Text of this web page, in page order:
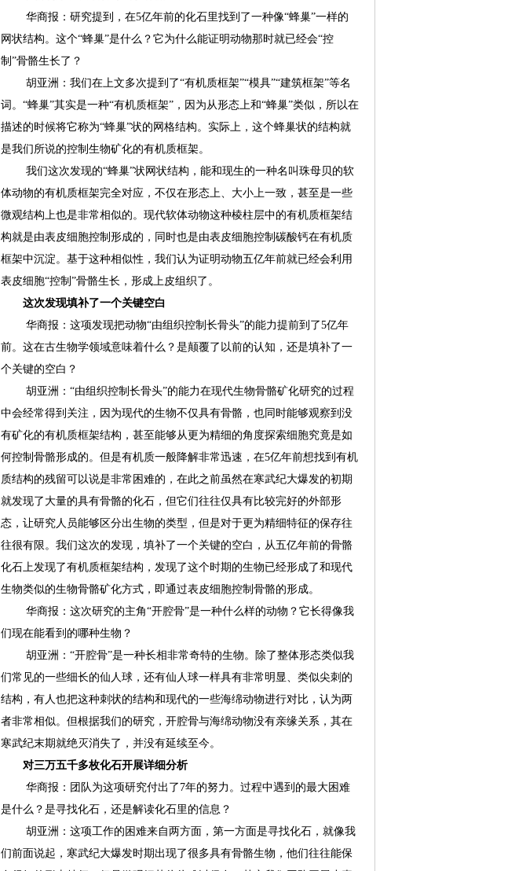
华商报：研究提到，在5亿年前的化石里找到了一种像“蜂巢”一样的
网状结构。这个“蜂巢”是什么？它为什么能证明动物那时就已经会“控
制”骨骼生长了？
胡亚洲：我们在上文多次提到了“有机质框架”“模具”“建筑框架”等名
词。“蜂巢”其实是一种“有机质框架”，因为从形态上和“蜂巢”类似，所以在
描述的时候将它称为“蜂巢”状的网格结构。实际上，这个蜂巢状的结构就
是我们所说的控制生物矿化的有机质框架。
我们这次发现的“蜂巢”状网状结构，能和现生的一种名叫珠母贝的软
体动物的有机质框架完全对应，不仅在形态上、大小上一致，甚至是一些
微观结构上也是非常相似的。现代软体动物这种棱柱层中的有机质框架结
构就是由表皮细胞控制形成的，同时也是由表皮细胞控制碳酸钙在有机质
框架中沉淀。基于这种相似性，我们认为证明动物五亿年前就已经会利用
表皮细胞“控制”骨骼生长，形成上皮组织了。
这次发现填补了一个关键空白
华商报：这项发现把动物“由组织控制长骨头”的能力提前到了5亿年
前。这在古生物学领域意味着什么？是颠覆了以前的认知，还是填补了一
个关键的空白？
胡亚洲：“由组织控制长骨头”的能力在现代生物骨骼矿化研究的过程
中会经常得到关注，因为现代的生物不仅具有骨骼，也同时能够观察到没
有矿化的有机质框架结构，甚至能够从更为精细的角度探索细胞究竟是如
何控制骨骼形成的。但是有机质一般降解非常迅速，在5亿年前想找到有机
质结构的残留可以说是非常困难的，在此之前虽然在寒武纪大爆发的初期
就发现了大量的具有骨骼的化石，但它们往往仅具有比较完好的外部形
态，让研究人员能够区分出生物的类型，但是对于更为精细特征的保存往
往很有限。我们这次的发现，填补了一个关键的空白，从五亿年前的骨骼
化石上发现了有机质框架结构，发现了这个时期的生物已经形成了和现代
生物类似的生物骨骼矿化方式，即通过表皮细胞控制骨骼的形成。
华商报：这次研究的主角“开腔骨”是一种什么样的动物？它长得像我
们现在能看到的哪种生物？
胡亚洲：“开腔骨”是一种长相非常奇特的生物。除了整体形态类似我
们常见的一些细长的仙人球，还有仙人球一样具有非常明显、类似尖刺的
结构，有人也把这种刺状的结构和现代的一些海绵动物进行对比，认为两
者非常相似。但根据我们的研究，开腔骨与海绵动物没有亲缘关系，其在
寒武纪末期就绝灭消失了，并没有延续至今。
对三万五千多枚化石开展详细分析
华商报：团队为这项研究付出了7年的努力。过程中遇到的最大困难
是什么？是寻找化石，还是解读化石里的信息？
胡亚洲：这项工作的困难来自两方面，第一方面是寻找化石，就像我
们前面说起，寒武纪大爆发时期出现了很多具有骨骼生物，他们往往能保